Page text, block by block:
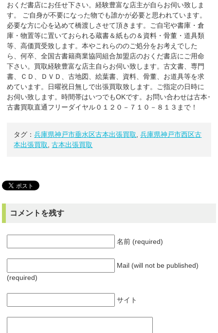
おくだ書店にお任せ下さい。経験豊富な店主が自らお伺い致しま
す。 ご自身が不要になった物でも誰かが必要と思われています。
必要な方に心を込めて橋渡しさせて頂きます。ご自宅や書庫・倉
庫・物置等に置いておられる蔵書＆紙もの＆資料・骨董・道具類
等、高価買受致します。本やこれらののご処分をお考えでした
ら、何卒、全国古書籍商業協同組合加盟店のおくだ書店にご用命
下さい。買取経験豊富な店主自らお伺い致します。古文書、専門
書、ＣＤ、ＤＶＤ、古地図、絵葉書、資料、骨董、お道具等を求
めています。日曜祝日無しで出張買取致します。ご指定の日時に
お伺い致します。時間帯はいつでもOKです。お問い合わせは古本･
古書買取直通フリーダイヤル０１２０－７１０－８１３まで！
タグ：兵庫県神戸市垂水区古本出張買取 ,兵庫県神戸市西区古
本出張買取
,古本出張買取
コメントを残す
名前 (required)
Mail (will not be published)
(required)
サイト